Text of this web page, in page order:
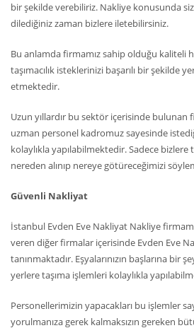
bir şekilde verebiliriz. Nakliye konusunda
dilediğiniz zaman bizlere iletebilirsiniz.
Bu anlamda firmamız sahip olduğu kaliteli
taşımacılık isteklerinizi başarılı bir şekilde
etmektedir.
Uzun yıllardır bu sektör içerisinde bulunan
uzman personel kadromuz sayesinde
kolaylıkla yapılabilmektedir. Sadece bizlere
nereden alınıp nereye götüreceğimizi
Güvenli Nakliyat
İstanbul Evden Eve Nakliyat Nakliye
veren diğer firmalar içerisinde Evden Eve
tanınmaktadır. Eşyalarınızın başlarına bir
yerlere taşıma işlemleri kolaylıkla
Personellerimizin yapacakları bu işlemler
yorulmanıza gerek kalmaksızın gereken